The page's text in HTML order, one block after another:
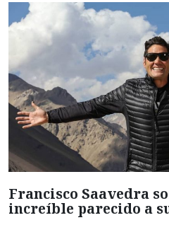
Francisco Saavedra
increíble parecido a